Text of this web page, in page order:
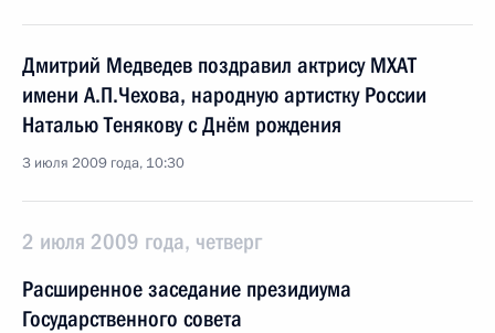
Дмитрий Медведев поздравил актрису МХАТ
имени А.П.Чехова, народную артистку России
Наталью Тенякову с Днём рождения
3 июля 2009 года, 10:30
2 июля 2009 года, четверг
Расширенное заседание президиума
Государственного совета